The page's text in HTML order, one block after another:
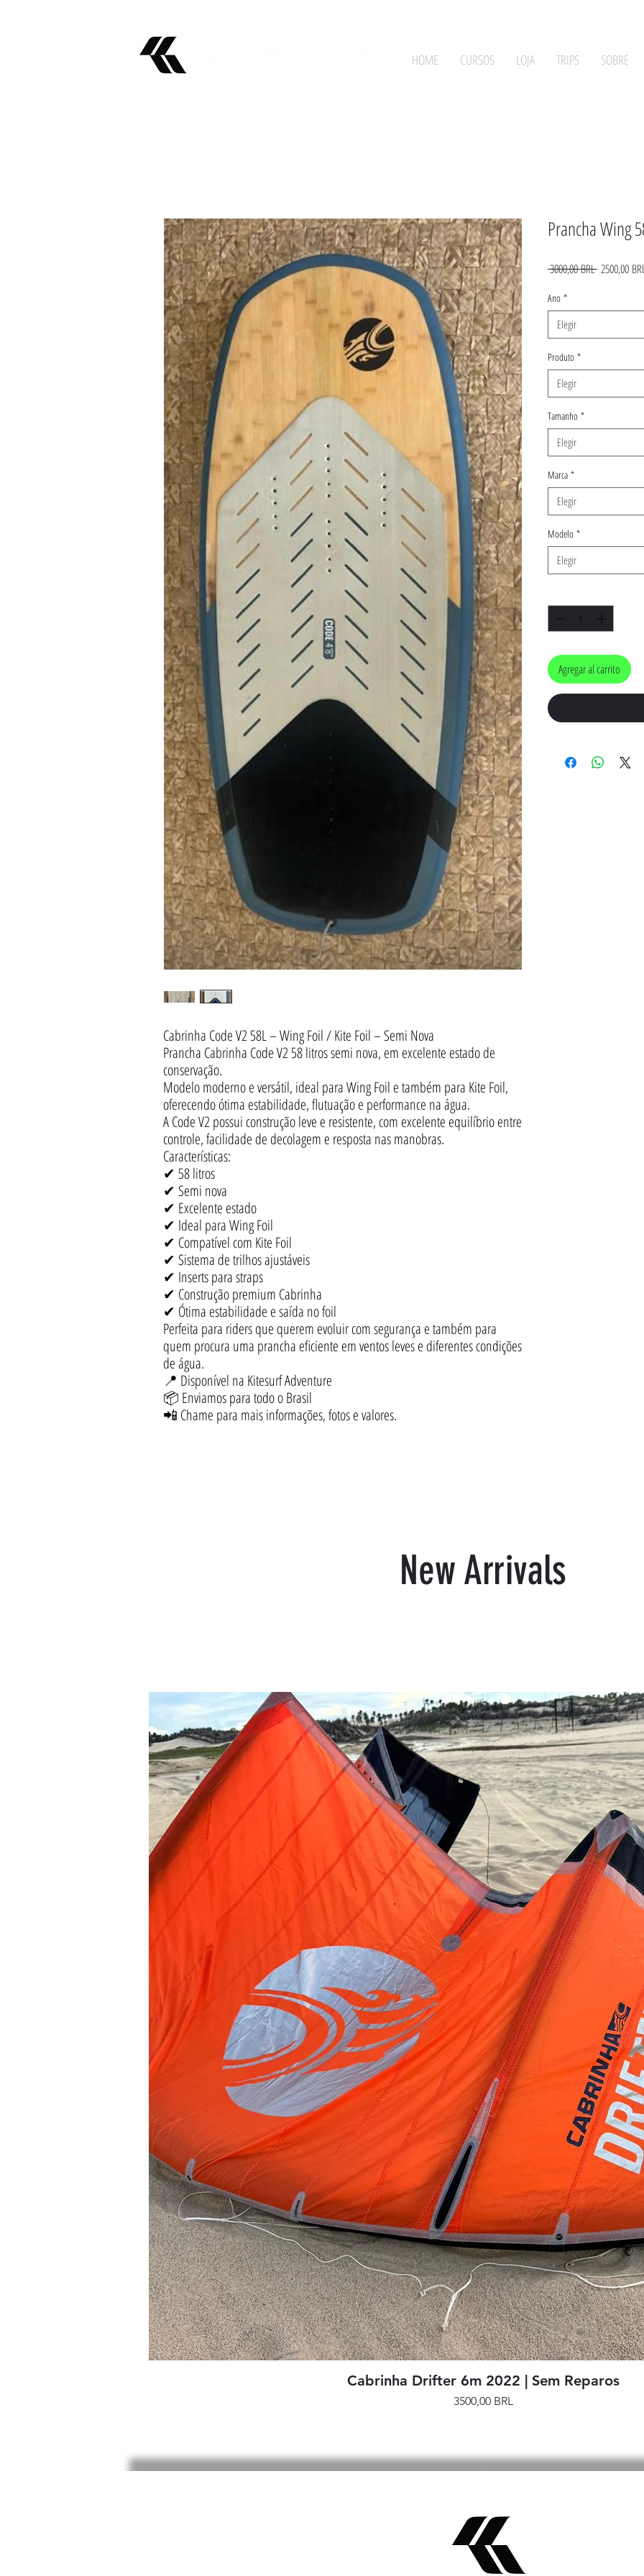
HOME CURSOS LOJA TRIPS SOBRE
Cabrinha Code V2 58L – Wing Foil / Kite Foil – Semi Nova
Prancha Cabrinha Code V2 58 litros semi nova, em excelente estado de
conservação.
Modelo moderno e versátil, ideal para Wing Foil e também para Kite Foil,
oferecendo ótima estabilidade, flutuação e performance na água.
A Code V2 possui construção leve e resistente, com excelente equilíbrio entre
controle, facilidade de decolagem e resposta nas manobras.
Características:
✔ 58 litros
✔ Semi nova
✔ Excelente estado
✔ Ideal para Wing Foil
✔ Compatível com Kite Foil
✔ Sistema de trilhos ajustáveis
✔ Inserts para straps
✔ Construção premium Cabrinha
✔ Ótima estabilidade e saída no foil
Perfeita para riders que querem evoluir com segurança e também para
quem procura uma prancha eficiente em ventos leves e diferentes condições
de água.
📍 Disponível na Kitesurf Adventure
📦 Enviamos para todo o Brasil
📲 Chame para mais informações, fotos e valores.
Prancha Wing
3000,00 BRL Precio
2500,00
Ano *
Elegir
Produto *
Elegir
Tamanho *
Elegir
Marca *
Elegir
Modelo *
Elegir
Agregar al carrito
New Arrivals
Vista rápida
Cabrinha Drifter 6m 2022 | Sem Reparos
Precio
3500,00 BRL